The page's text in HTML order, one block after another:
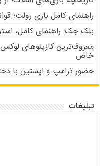
راهنمای کامل بازی رولت؛
بلک جک: راهنمای کامل،
معروف‌ترین کازینوهای
خاص
حضور ترامپ و اپستین با دختران زیر ۲۱
تبلیغات